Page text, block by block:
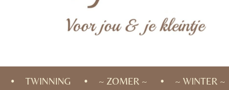
TWINNING ~ ZOMER ~ ~ WINTER ~